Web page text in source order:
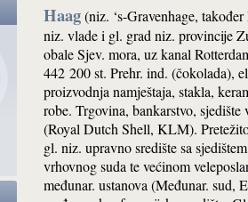
Haag(niz. ‘s-Gravenhage,
niz. vlade i gl. grad niz. provincije
obale Sjev. mora, uz kanal
442 200 st. Prehr. ind. (čokolada),
proizvodnja namještaja, stakla,
robe. Trgovina, bankarstvo,
(Royal Dutch Shell, KLM).
gl. niz. upravno središte sa
vrhovnog suda te većinom
međunar. ustanova (Međunar. sud,